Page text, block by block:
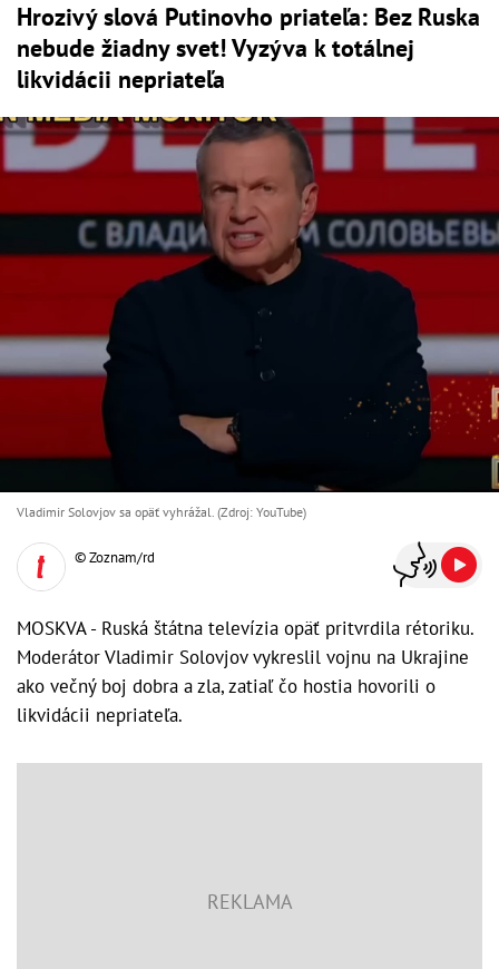
Hrozivý slová Putinovho priateľa: Bez Ruska
nebude žiadny svet! Vyzýva k totálnej
likvidácii nepriateľa
Vladimir Solovjov sa opäť vyhrážal. (Zdroj: YouTube)
© Zoznam/rd
MOSKVA - Ruská štátna televízia opäť pritvrdila rétoriku.
Moderátor Vladimir Solovjov vykreslil vojnu na Ukrajine
ako večný boj dobra a zla, zatiaľ čo hostia hovorili o
likvidácii nepriateľa.